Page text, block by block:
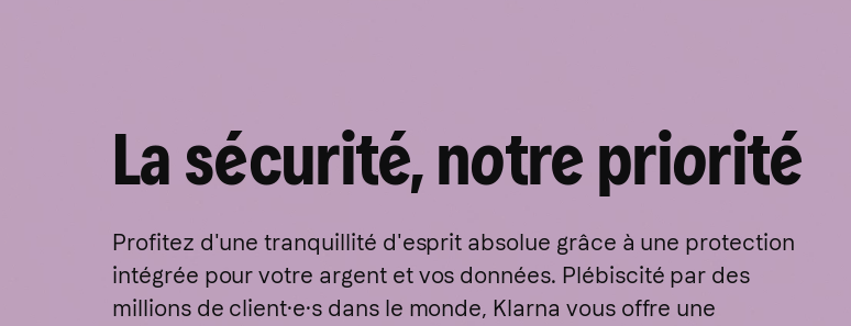
Électronique
Luxe
Eco-responsable
La sécurité, notre priorité
Profitez d'une tranquillité d'esprit absolue grâce à une protection
intégrée pour votre argent et vos données. Plébiscité par des
millions de client·e·s dans le monde, Klarna vous offre une